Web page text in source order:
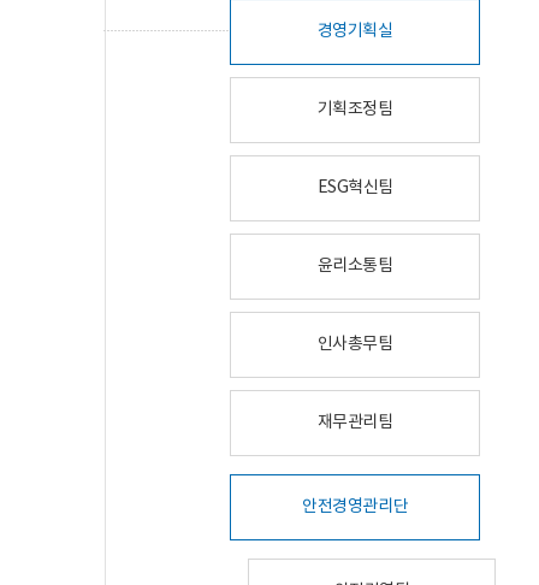
경영기획실
기획조정팀
ESG혁신팀
윤리소통팀
인사총무팀
재무관리팀
안전경영관리단